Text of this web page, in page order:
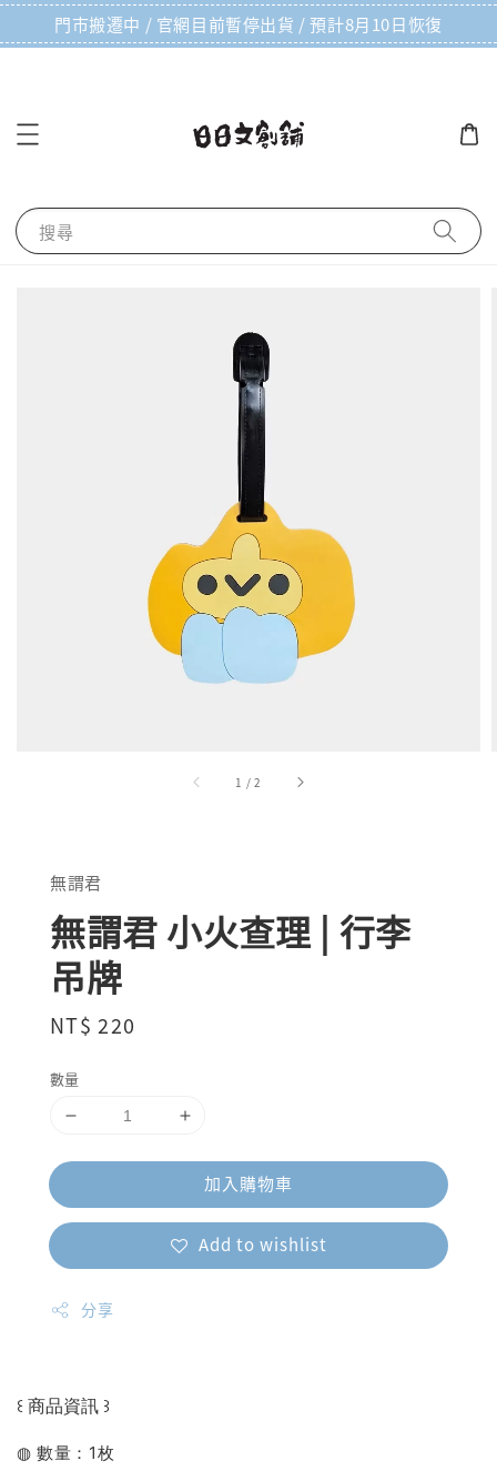
門市搬遷中 / 官網目前暫停出貨 / 預計8月10日恢復
搜尋
1 /2
無謂君
無謂君 小火查理 | 行李
吊牌
Regular
NT$ 220
數量
加入購物車
Add to wishlist
分享
꒰ 商品資訊 ꒱
◍ 數量：1枚